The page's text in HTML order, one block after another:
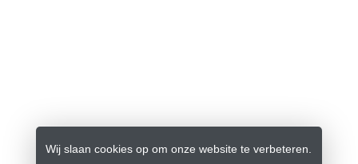
Wij slaan cookies op om onze website te verbeteren.